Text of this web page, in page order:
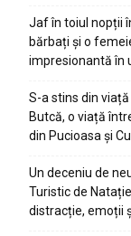
Jaf în toiul nopții
bărbați și o
impresionantă în
S-a stins din
Butcă, o viață
din Pucioasa și
Un deceniu de
Turistic de
distracție, emoții